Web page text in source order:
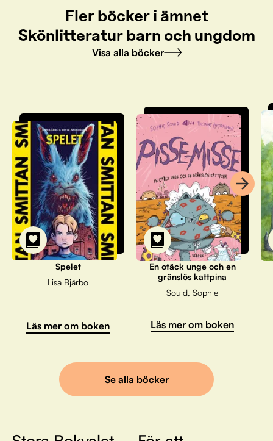
Fler böcker i ämnet
Skönlitteratur barn och ungdom
Visa alla böcker
Spelet
Lisa Bjärbo
Läs mer om boken
En otäck unge och en
gränslös kattpina
Souid, Sophie
Läs mer om boken
Se alla böcker